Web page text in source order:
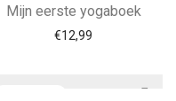
Mijn eerste yogaboek
€12,99